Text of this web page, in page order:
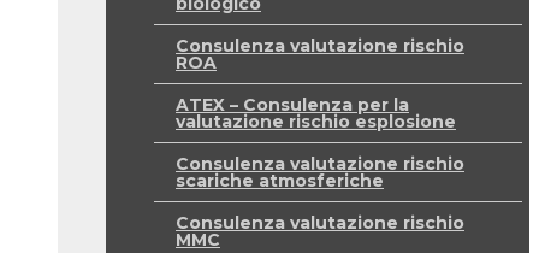
Consulenza valutazione rischio
ROA
ATEX – Consulenza per la
valutazione rischio esplosione
Consulenza valutazione rischio
scariche atmosferiche
Consulenza valutazione rischio
MMC